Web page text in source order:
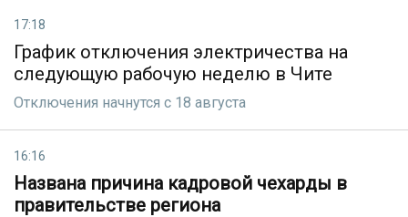
17:18
График отключения электричества на
следующую рабочую неделю в Чите
Отключения начнутся с 18 августа
16:16
Названа причина кадровой чехарды в
правительстве региона